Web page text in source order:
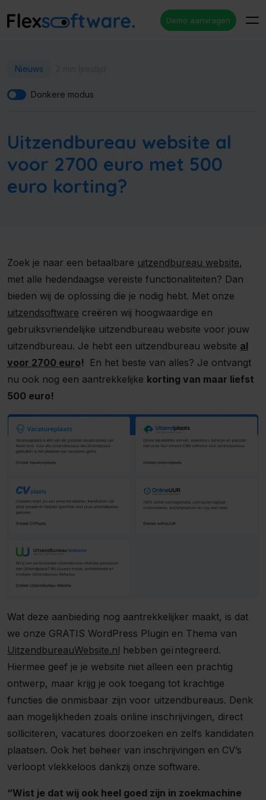
Demo aanvragen
Nieuws
Donkere modus
Uitzendbureau website al
voor 2700 euro met 500
euro korting?
Zoek je naar een betaalbare uitzendbureau website,
met alle hedendaagse vereiste functionaliteiten? Dan
bieden wij de oplossing die je nodig hebt. Met onze
uitzendsoftware creëren wij hoogwaardige en
gebruiksvriendelijke uitzendbureau website voor jouw
uitzendbureau. Je hebt een uitzendbureau website al
voor 2700 euro!
En het beste van alles? Je ontvangt
nu ook nog een aantrekkelijke korting van maar liefst
500 euro!
Wat deze aanbieding nog aantrekkelijker maakt, is dat
we onze GRATIS WordPress Plugin en Thema van
UitzendbureauWebsite.nl hebben geïntegreerd.
Hiermee geef je je website niet alleen een prachtig
ontwerp, maar krijg je ook toegang tot krachtige
functies die onmisbaar zijn voor uitzendbureaus. Denk
aan mogelijkheden zoals online inschrijvingen, direct
solliciteren, vacatures doorzoeken en zelfs kandidaten
plaatsen. Ook het beheer van inschrijvingen en CV’s
verloopt vlekkeloos dankzij onze software.
“Wist je dat wij ook heel goed zijn in zoekmachine